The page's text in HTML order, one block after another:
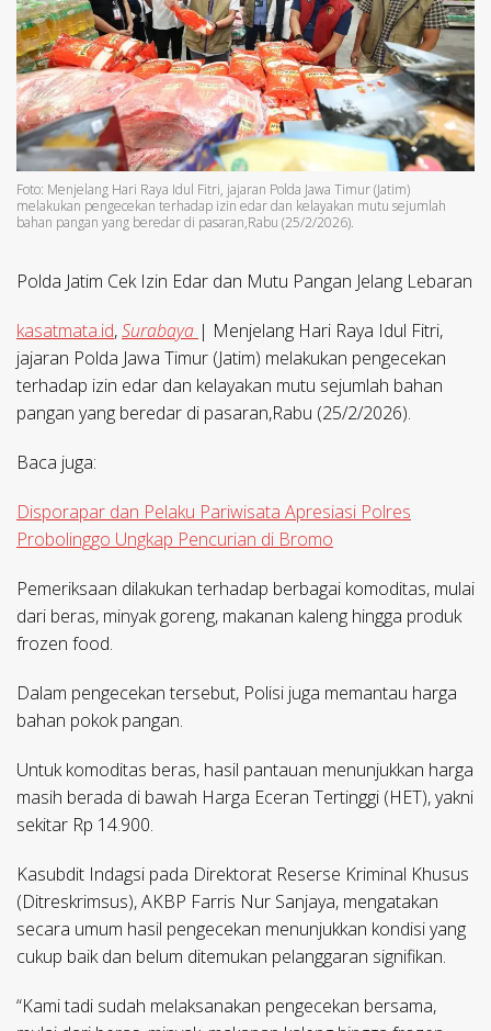
Foto: Menjelang Hari Raya Idul Fitri, jajaran Polda Jawa Timur (Jatim)
melakukan pengecekan terhadap izin edar dan kelayakan mutu sejumlah
bahan pangan yang beredar di pasaran,Rabu (25/2/2026).
Polda Jatim Cek Izin Edar dan Mutu Pangan Jelang Lebaran
kasatmata.id,Surabaya | Menjelang Hari Raya Idul Fitri,
jajaran Polda Jawa Timur (Jatim) melakukan pengecekan
terhadap izin edar dan kelayakan mutu sejumlah bahan
pangan yang beredar di pasaran,Rabu (25/2/2026).
Baca juga:
Disporapar dan Pelaku Pariwisata Apresiasi Polres
Probolinggo Ungkap Pencurian di Bromo
Pemeriksaan dilakukan terhadap berbagai komoditas, mulai
dari beras, minyak goreng, makanan kaleng hingga produk
frozen food.
Dalam pengecekan tersebut, Polisi juga memantau harga
bahan pokok pangan.
Untuk komoditas beras, hasil pantauan menunjukkan harga
masih berada di bawah Harga Eceran Tertinggi (HET), yakni
sekitar Rp 14.900.
Kasubdit Indagsi pada Direktorat Reserse Kriminal Khusus
(Ditreskrimsus), AKBP Farris Nur Sanjaya, mengatakan
secara umum hasil pengecekan menunjukkan kondisi yang
cukup baik dan belum ditemukan pelanggaran signifikan.
“Kami tadi sudah melaksanakan pengecekan bersama,